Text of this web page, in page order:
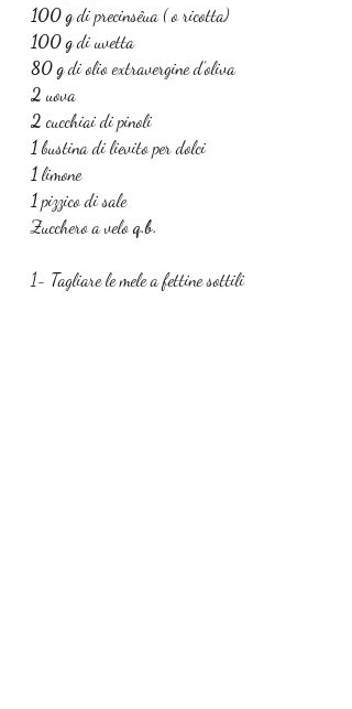
100 g di precinsêua ( o ricotta)
100 g di uvetta
80 g di olio extravergine d’oliva
2 uova
2 cucchiai di pinoli
1 bustina di lievito per dolci
1 limone
1 pizzico di sale
Zucchero a velo q.b.
1- Tagliare le mele a fettine sottili